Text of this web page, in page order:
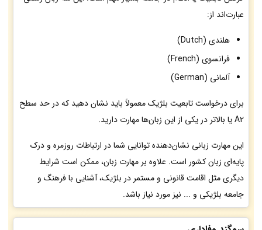
عبارت‌اند از:
هلندی (Dutch)
فرانسوی (French)
آلمانی (German)
برای درخواست تابعیت بلژیک معمولاً باید نشان دهید که در حد سطح
A2 یا بالاتر در یکی از این زبان‌ها مهارت دارید.
این مهارت زبانی نشان‌دهنده توانایی شما در ارتباطات روزمره و درک
پایه‌ای زبان کشور است. علاوه بر مهارت زبان، ممکن است شرایط
دیگری مثل اقامت قانونی و مستمر در بلژیک، آشنایی با فرهنگ و
جامعه بلژیکی و ... نیز مورد نیاز باشد.